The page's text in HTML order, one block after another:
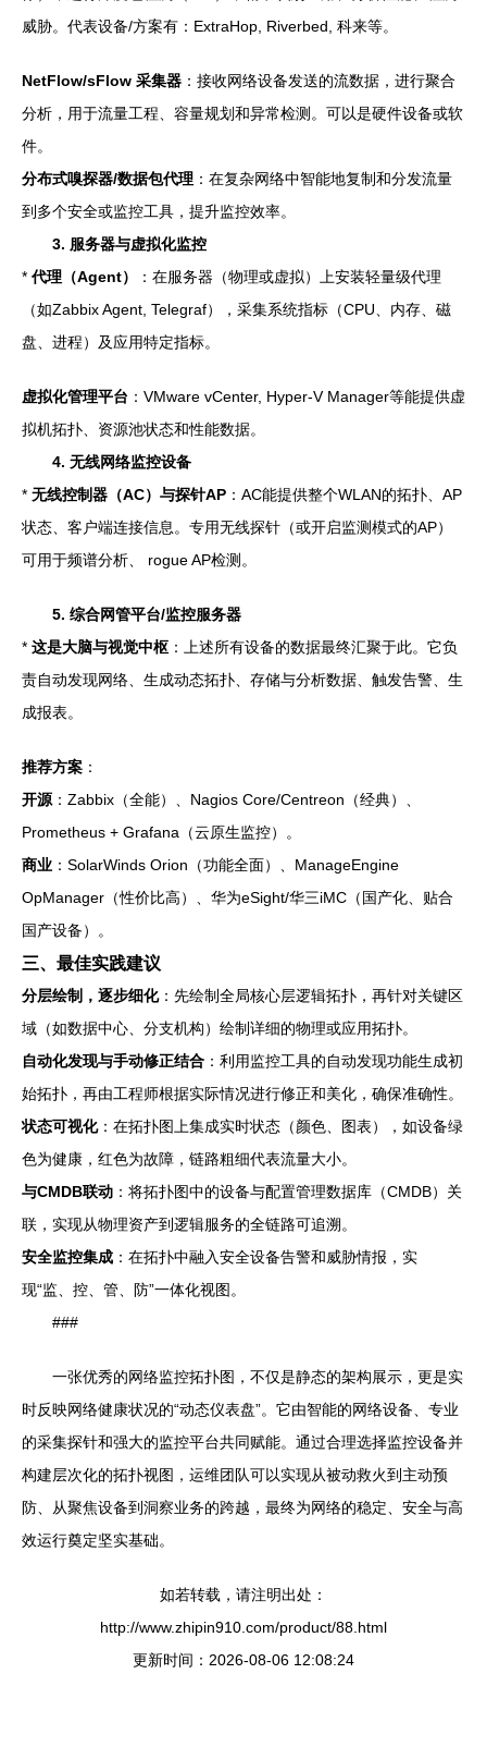
威胁。代表设备/方案有：ExtraHop, Riverbed, 科来等。
NetFlow/sFlow 采集器 ：接收网络设备发送的流数据，进行聚合
分析，用于流量工程、容量规划和异常检测。可以是硬件设备或软
件。
分布式嗅探器/数据包代理 ：在复杂网络中智能地复制和分发流量
到多个安全或监控工具，提升监控效率。
3. 服务器与虚拟化监控
* 代理（Agent）
：在服务器（物理或虚拟）上安装轻量级代理
（如Zabbix Agent, Telegraf），采集系统指标（CPU、内存、磁
盘、进程）及应用特定指标。
虚拟化管理平台 ：VMware vCenter, Hyper-V Manager等能提供虚
拟机拓扑、资源池状态和性能数据。
4. 无线网络监控设备
* 无线控制器（AC）与探针AP ：AC能提供整个WLAN的拓扑、AP
状态、客户端连接信息。专用无线探针（或开启监测模式的AP）
可用于频谱分析、 rogue AP检测。
5. 综合网管平台/监控服务器
* 这是大脑与视觉中枢 ：上述所有设备的数据最终汇聚于此。它负
责自动发现网络、生成动态拓扑、存储与分析数据、触发告警、生
成报表。
推荐方案 ：
开源 ：Zabbix（全能）、Nagios Core/Centreon（经典）、
Prometheus + Grafana（云原生监控）。
商业 ：SolarWinds Orion（功能全面）、ManageEngine
OpManager（性价比高）、华为eSight/华三iMC（国产化、贴合
国产设备）。
三、最佳实践建议
分层绘制，逐步细化：先绘制全局核心层逻辑拓扑，再针对关键区
域（如数据中心、分支机构）绘制详细的物理或应用拓扑。
自动化发现与手动修正结合 ：利用监控工具的自动发现功能生成初
始拓扑，再由工程师根据实际情况进行修正和美化，确保准确性。
状态可视化：在拓扑图上集成实时状态（颜色、图表），如设备绿
色为健康，红色为故障，链路粗细代表流量大小。
与CMDB联动 ：将拓扑图中的设备与配置管理数据库（CMDB）关
联，实现从物理资产到逻辑服务的全链路可追溯。
安全监控集成 ：在拓扑中融入安全设备告警和威胁情报，实
现“监、控、管、防”一体化视图。
###
一张优秀的网络监控拓扑图，不仅是静态的架构展示，更是实
时反映网络健康状况的“动态仪表盘”。它由智能的网络设备、专业
的采集探针和强大的监控平台共同赋能。通过合理选择监控设备并
构建层次化的拓扑视图，运维团队可以实现从被动救火到主动预
防、从聚焦设备到洞察业务的跨越，最终为网络的稳定、安全与高
效运行奠定坚实基础。
如若转载，请注明出处：
http://www.zhipin910.com/product/88.html
更新时间：2026-08-06 12:08:24